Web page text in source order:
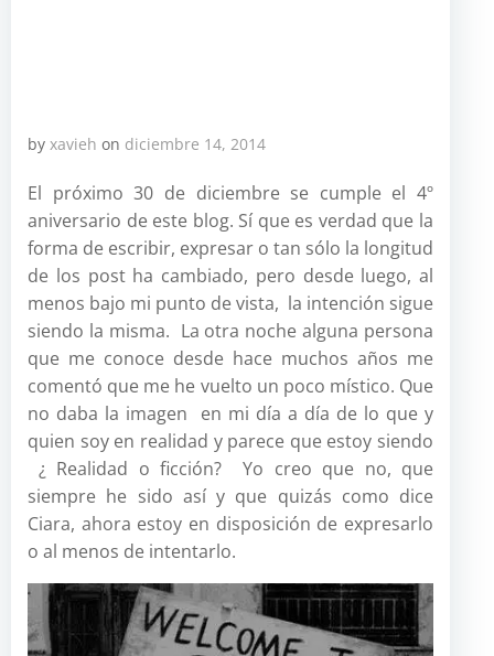
by xavieh on diciembre 14, 2014
El próximo 30 de diciembre se cumple el 4º
aniversario de este blog. Sí que es verdad que la
forma de escribir, expresar o tan sólo la longitud
de los post ha cambiado, pero desde luego, al
menos bajo mi punto de vista, la intención sigue
siendo la misma. La otra noche alguna persona
que me conoce desde hace muchos años me
comentó que me he vuelto un poco místico. Que
no daba la imagen en mi día a día de lo que y
quien soy en realidad y parece que estoy siendo
¿ Realidad o ficción? Yo creo que no, que
siempre he sido así y que quizás como dice
Ciara, ahora estoy en disposición de expresarlo
o al menos de intentarlo.